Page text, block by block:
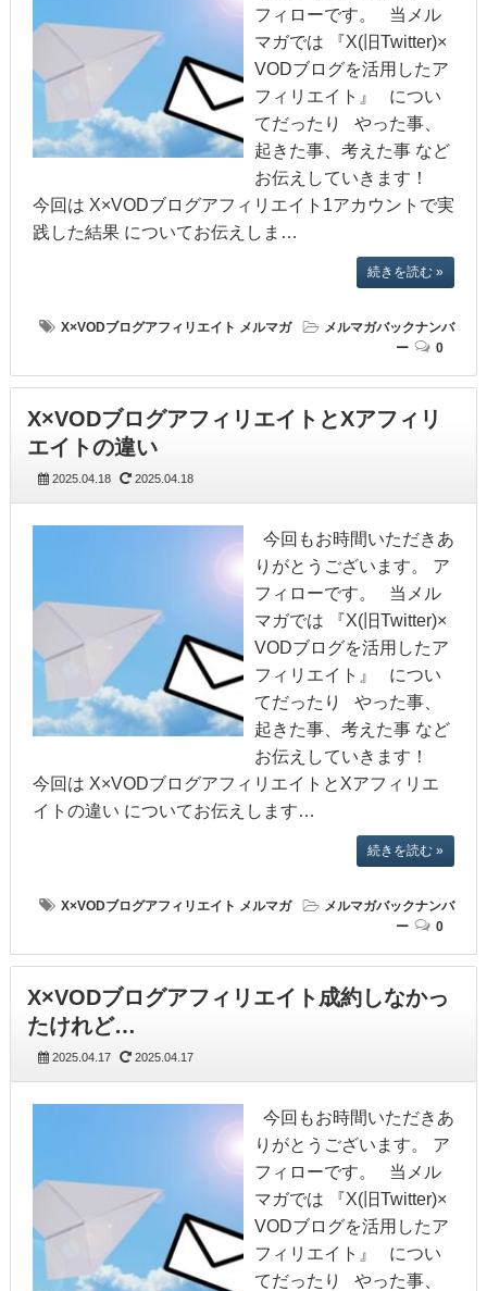
フィローです。 当メル
マガでは 『X(旧Twitter)×
VODブログを活用したア
フィリエイト』 につい
てだったり やった事、
起きた事、考えた事 など
お伝えしていきます！
今回は X×VODブログアフィリエイト1アカウントで実
践した結果 についてお伝えしま…
続きを読む »
X×VODブログアフィリエイト メルマガ
メルマガバックナンバ
ー
0
X×VODブログアフィリエイトとXアフィリ
エイトの違い
2025.04.18 2025.04.18
今回もお時間いただきあ
りがとうございます。 ア
フィローです。 当メル
マガでは 『X(旧Twitter)×
VODブログを活用したア
フィリエイト』 につい
てだったり やった事、
起きた事、考えた事 など
お伝えしていきます！
今回は X×VODブログアフィリエイトとXアフィリエ
イトの違い についてお伝えします…
続きを読む »
X×VODブログアフィリエイト メルマガ
メルマガバックナンバ
ー
0
X×VODブログアフィリエイト成約しなかっ
たけれど…
2025.04.17 2025.04.17
今回もお時間いただきあ
りがとうございます。 ア
フィローです。 当メル
マガでは 『X(旧Twitter)×
VODブログを活用したア
フィリエイト』 につい
てだったり やった事、